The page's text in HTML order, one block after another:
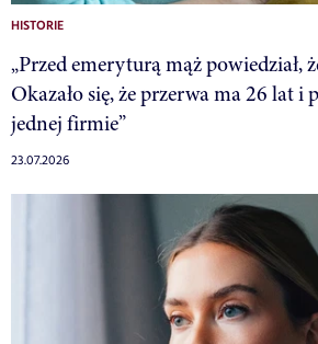
HISTORIE
„Przed emeryturą mąż powiedział,
Okazało się, że przerwa ma 26 lat i
jednej firmie”
23.07.2026